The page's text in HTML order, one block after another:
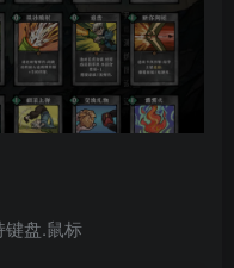
键盘.鼠标